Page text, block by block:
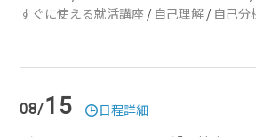
すぐに使える就活講座 / 自己理解 / 自己分
08/15 日程詳細